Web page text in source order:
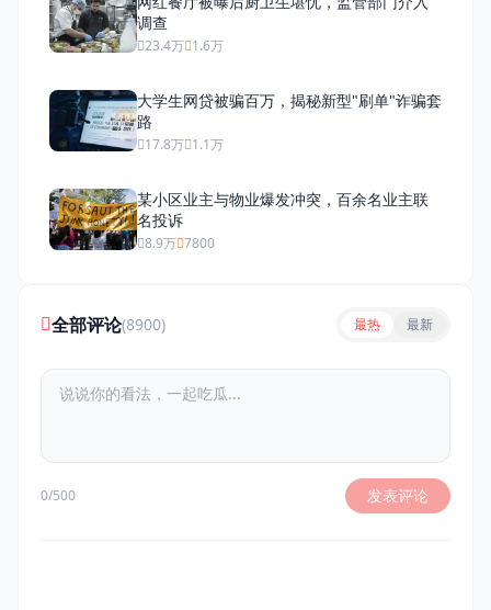
调查
23.4万 1.6万
大学生网贷被骗百万，揭秘新型"刷单"诈骗套
路
17.8万 1.1万
某小区业主与物业爆发冲突，百余名业主联
名投诉
8.9万 7800
全部评论(8900) 最热 最新
0/500 发表评论